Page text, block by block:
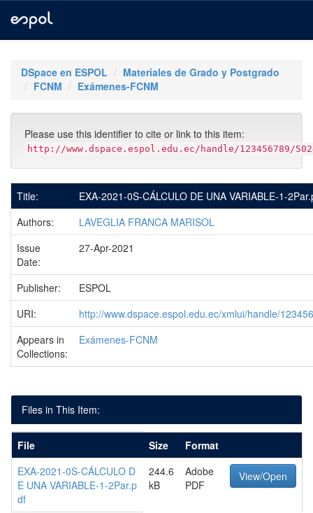
navigationDSpace en ESPOL
Materiales de Grado y Postgrado
FCNM
Exámenes-FCNM
Please use this identifier to cite or link to this item:
http://www.dspace.espol.edu.ec/handle/123456789/
Title:
EXA-2021-0S-CÁLCULO DE UNA VARIABLE-1-
Authors:
LAVEGLIA FRANCA MARISOL
Issue
Date:
27-Apr-2021
Publisher:
ESPOL
URI:
http://www.dspace.espol.edu.ec/xmlui/handle/
Appears in
Collections:
Exámenes-FCNM
Files in This Item:
File Size
Format
EXA-2021-0S-CÁLCULO D
E UNA VARIABLE-1-2Par.p
df
244.6
kB
Adobe
PDF
View/Open